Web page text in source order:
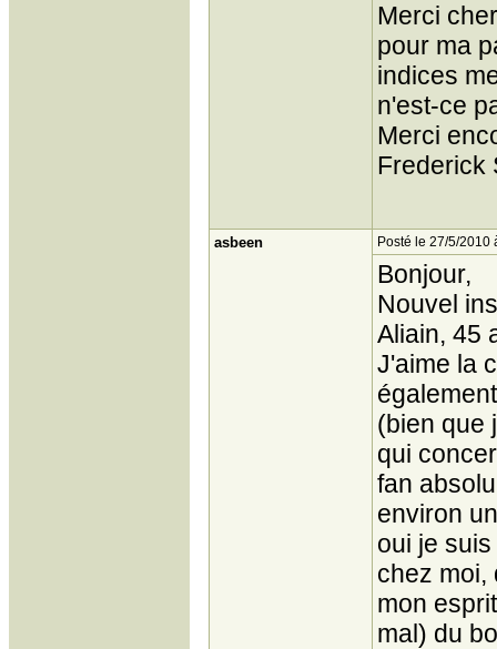
Merci
pour ma
indices
n'est-ce
Merci
Frederick
asbeen Posté le 27/5/2010
Bonjour,
Nouvel
Aliain, 45
J'aime la
(bien que
qui
fan
environ
oui je
chez moi,
mon
mal) du